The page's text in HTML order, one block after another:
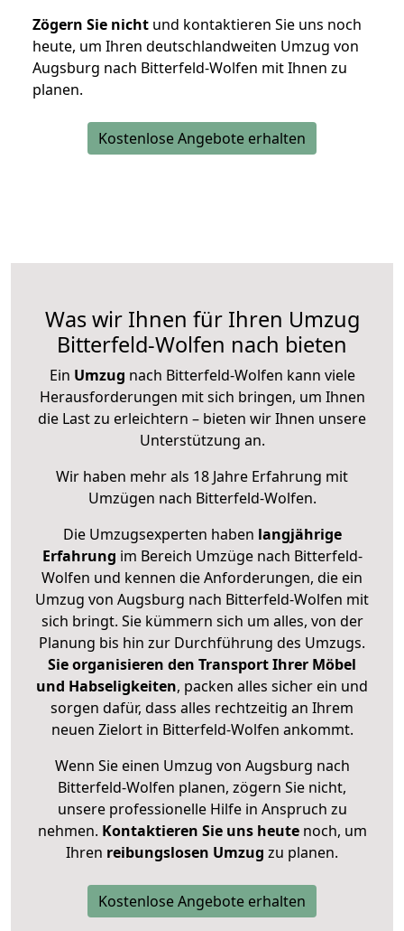
Zögern Sie nicht und kontaktieren Sie uns noch
heute, um Ihren deutschlandweiten Umzug von
Augsburg nach Bitterfeld-Wolfen mit Ihnen zu
planen.
Kostenlose Angebote erhalten
Was wir Ihnen für Ihren Umzug
Bitterfeld-Wolfen nach bieten
Ein Umzug nach Bitterfeld-Wolfen kann viele
Herausforderungen mit sich bringen, um Ihnen
die Last zu erleichtern – bieten wir Ihnen unsere
Unterstützung an.
Wir haben mehr als 18 Jahre Erfahrung mit
Umzügen nach Bitterfeld-Wolfen.
Die Umzugsexperten haben langjährige
Erfahrung im Bereich Umzüge nach Bitterfeld-
Wolfen und kennen die Anforderungen, die ein
Umzug von Augsburg nach Bitterfeld-Wolfen mit
sich bringt. Sie kümmern sich um alles, von der
Planung bis hin zur Durchführung des Umzugs.
Sie organisieren den Transport Ihrer Möbel
und Habseligkeiten, packen alles sicher ein und
sorgen dafür, dass alles rechtzeitig an Ihrem
neuen Zielort in Bitterfeld-Wolfen ankommt.
Wenn Sie einen Umzug von Augsburg nach
Bitterfeld-Wolfen planen, zögern Sie nicht,
unsere professionelle Hilfe in Anspruch zu
nehmen. Kontaktieren Sie uns heutenoch, um
Ihren reibungslosen Umzug zu planen.
Kostenlose Angebote erhalten